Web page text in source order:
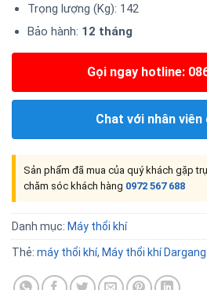
Trọng lượng (Kg): 142
Bảo hành: 12 tháng
Gọi ngay hotline:
Chat với nhân viên
Sản phẩm đã mua của quý khách gặp
chăm sóc khách hàng 0972 567 688
Danh mục: Máy thổi khí
Thẻ: máy thổi khí, Máy thổi khí Dargang